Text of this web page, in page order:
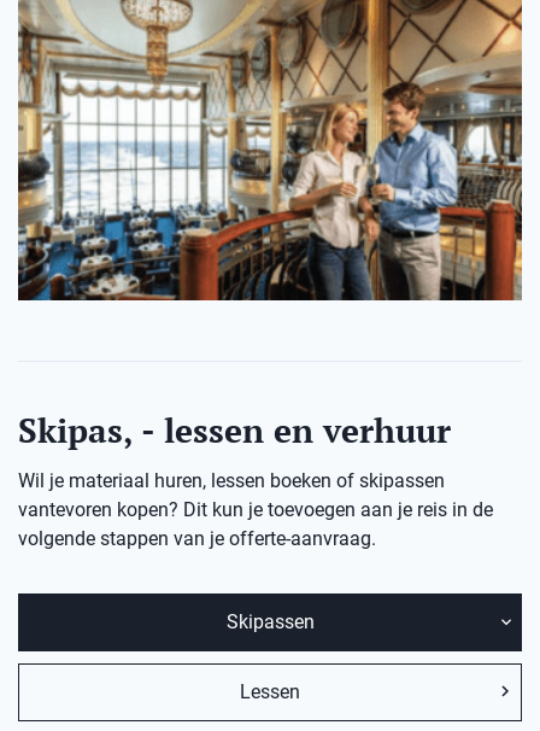
Skipas, - lessen en verhuur
Wil je materiaal huren, lessen boeken of skipassen
vantevoren kopen? Dit kun je toevoegen aan je reis in de
volgende stappen van je offerte-aanvraag.
Skipassen
Lessen